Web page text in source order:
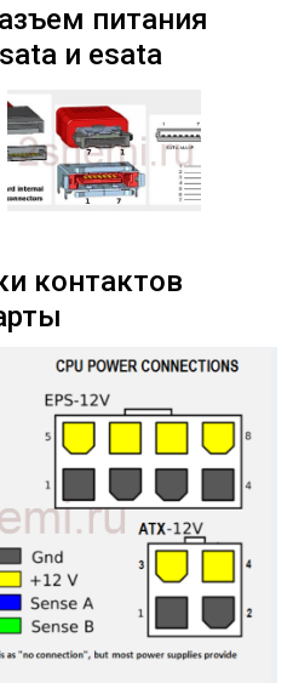
питания
и esata
контактов